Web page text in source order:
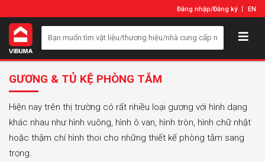
Đăng nhập/Đăng ký EN
GƯƠNG & TỦ KỆ PHÒNG TẮM
Hiện nay trên thị trường có rất nhiều loại gương với hình dạng
khác nhau như hình vuông, hình ô van, hình tròn, hình chữ nhật
hoặc thậm chí hình thoi cho những thiết kế phòng tắm sang
trọng.